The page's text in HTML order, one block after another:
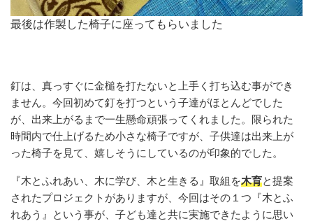
最後は作製した椅子に座ってもらいました
釘は、真っすぐに金槌を打たないと上手く打ち込む事ができ
ません。今回初めて釘を打つという子達がほとんどでした
が、出来上がるまで一生懸命頑張ってくれました。限られた
時間内で仕上げるため小さな椅子ですが、子供達は出来上が
った椅子を見て、嬉しそうにしているのが印象的でした。
『木とふれあい、木に学び、木と生きる』取組を木育と提案
されたプロジェクトがありますが、今回はその１つ『木とふ
れあう』という事が、子ども達と共に実施できたように思い